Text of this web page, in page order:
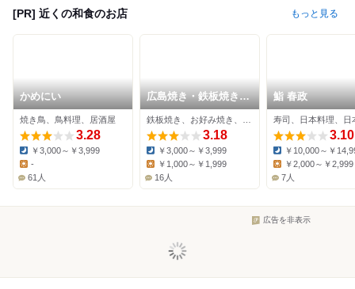
[PR] 近くの和食のお店 もっと見る
かめにい
焼き鳥、鳥料理、居酒屋
3.28
Dinner:
￥3,000～￥3,999
Lunch:
-
61人
広島焼き・鉄板焼き
いちや
3.18
Dinner:
￥3,000～￥3,999
Lunch:
￥1,000～￥1,999
16人
鮨 春政
3.10
Dinner:
￥10,000～￥
Lunch:
￥2,000～￥2,999
7人
広告を非表示